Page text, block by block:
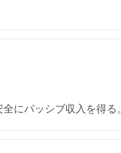
にパッシブ収入を得る。